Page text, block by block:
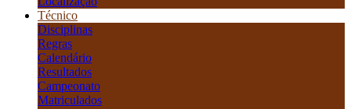
Técnico
Disciplinas
Regras
Calendário
Resultados
Campeonato
Matriculados